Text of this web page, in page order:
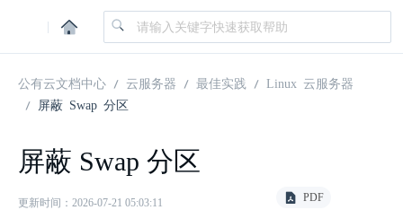
|
公有云文档中心 云服务器 最佳实践
Linux 云服务器
屏蔽 Swap 分区
屏蔽 Swap 分区
更新时间：2026-07-21 05:03:11 PDF